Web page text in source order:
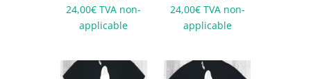
24,00€ TVA non-
applicable
24,00€ TVA non-
applicable